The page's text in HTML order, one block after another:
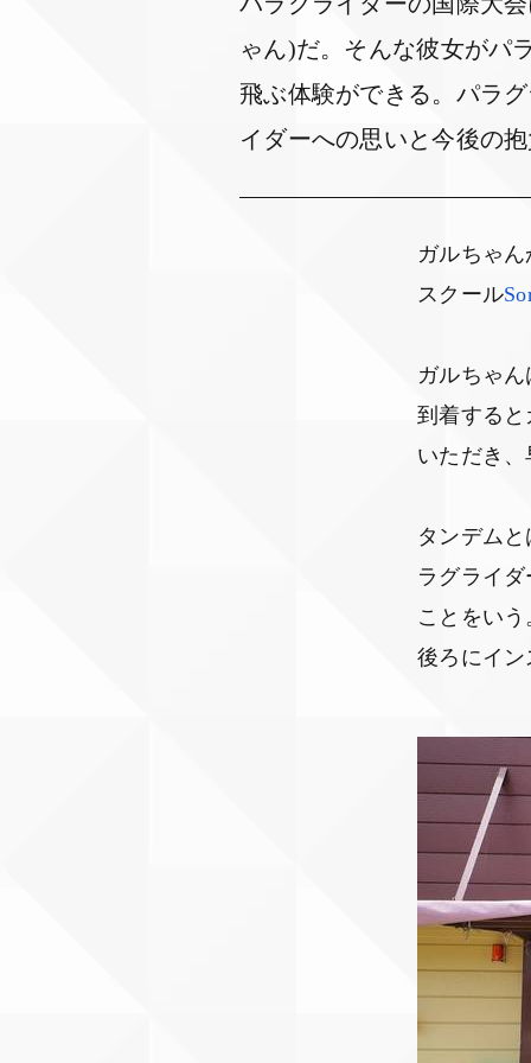
ゃん)だ。そんな彼女がパ
飛ぶ体験ができる。パラ
イダーへの思いと今後の
ガルちゃ
スクール
ガルちゃ
到着する
いただき
タンデム
ラグライ
ことをいう
後ろにイ